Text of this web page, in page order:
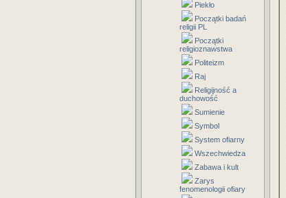
Piekło
Początki badań
religii PL
Początki
religioznawstwa
Politeizm
Raj
Religijność a
duchowość
Sumienie
Symbol
System ofiarny
Wszechwiedza
Zabawa i kult
Zarys
fenomenologii ofiary